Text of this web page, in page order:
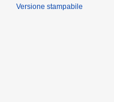
Versione stampabile